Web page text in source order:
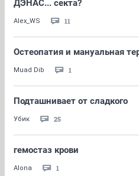
ДЭНАС... секта?
Alex_WS 11
Остеопатия и мануальная
Muad Dib 1
Подташнивает от сладкого
Убик 25
гемостаз крови
Alona 1